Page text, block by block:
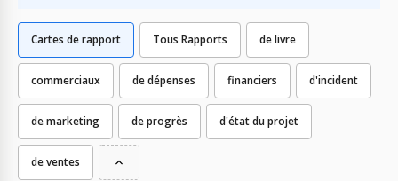
Tous Rapports de livre
commerciaux de dépenses financiers d'incident
de marketing de progrès d'état du projet
Cartes de rapport
de ventes